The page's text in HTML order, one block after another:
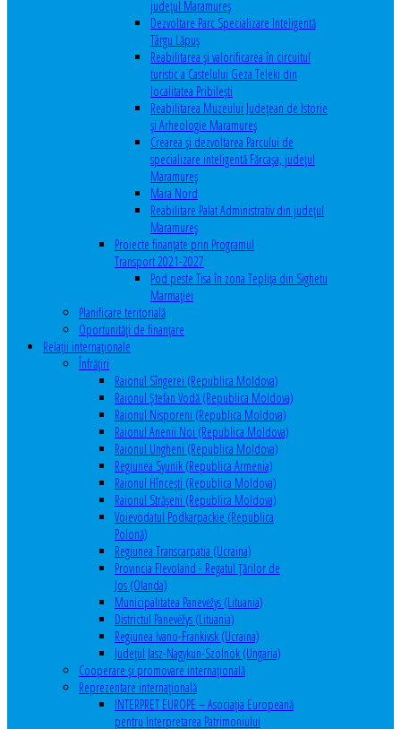
județul Maramureș
Dezvoltare Parc Specializare Inteligentă
Târgu Lăpuș
Reabilitarea și valorificarea în circuitul
turistic a Castelului Geza Teleki din
localitatea Pribilești
Reabilitarea Muzeului Județean de Istorie
și Arheologie Maramureș
Crearea și dezvoltarea Parcului de
specializare inteligentă Fărcașa, județul
Maramureș
Mara Nord
Reabilitare Palat Administrativ din județul
Maramureș
Proiecte finanțate prin Programul
Transport 2021-2027
Pod peste Tisa în zona Teplița din Sighetu
Marmației
Planificare teritorială
Oportunităţi de finanţare
Relaţii internaţionale
Înfrăţiri
Raionul Sîngerei (Republica Moldova)
Raionul Ștefan Vodă (Republica Moldova)
Raionul Nisporeni (Republica Moldova)
Raionul Anenii Noi (Republica Moldova)
Raionul Ungheni (Republica Moldova)
Regiunea Syunik (Republica Armenia)
Raionul Hîncești (Republica Moldova)
Raionul Străşeni (Republica Moldova)
Voievodatul Podkarpackie (Republica
Polonă)
Regiunea Transcarpatia (Ucraina)
Provincia Flevoland - Regatul Ţărilor de
Jos (Olanda)
Municipalitatea Panevėžys (Lituania)
Districtul Panevėžys (Lituania)
Regiunea Ivano-Frankivsk (Ucraina)
Judeţul Jasz-Nagykun-Szolnok (Ungaria)
Cooperare şi promovare internaţională
Reprezentare internaţională
INTERPRET EUROPE – Asociația Europeană
pentru Interpretarea Patrimoniului